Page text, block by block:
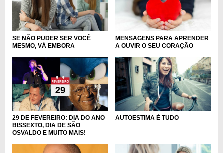
SE NÃO PUDER SER VOCÊ
MESMO, VÁ EMBORA
MENSAGENS PARA APRENDER
A OUVIR O SEU CORAÇÃO
29 DE FEVEREIRO: DIA DO ANO
BISSEXTO, DIA DE SÃO
OSVALDO E MUITO MAIS!
AUTOESTIMA É TUDO